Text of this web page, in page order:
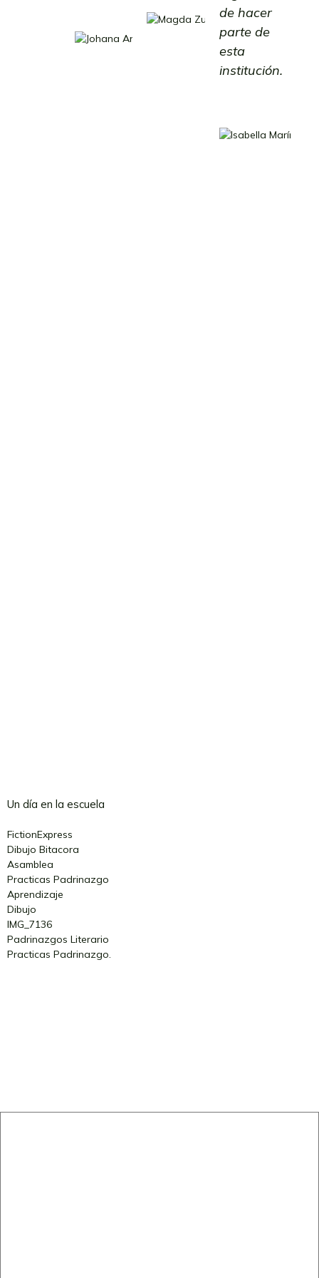
Johana
Gómez
Maestra
Egresada
de hacer
parte de
esta
institución.
Un día en la escuela
FictionExpress
Dibujo Bitacora
Asamblea
Practicas Padrinazgo
Aprendizaje
Dibujo
IMG_7136
Padrinazgos Literario
Practicas Padrinazgo.